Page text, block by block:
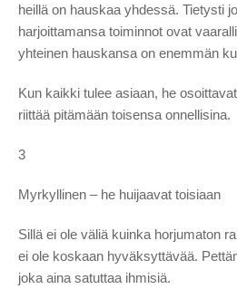
heillä on hauskaa yhdessä. Tietysti
harjoittamansa toiminnot ovat
yhteinen hauskansa on enemmän
Kun kaikki tulee asiaan, he
riittää pitämään toisensa onnellisina.
3
Myrkyllinen – he huijaavat toisiaan
Sillä ei ole väliä kuinka horjumaton
ei ole koskaan hyväksyttävää.
joka aina satuttaa ihmisiä.